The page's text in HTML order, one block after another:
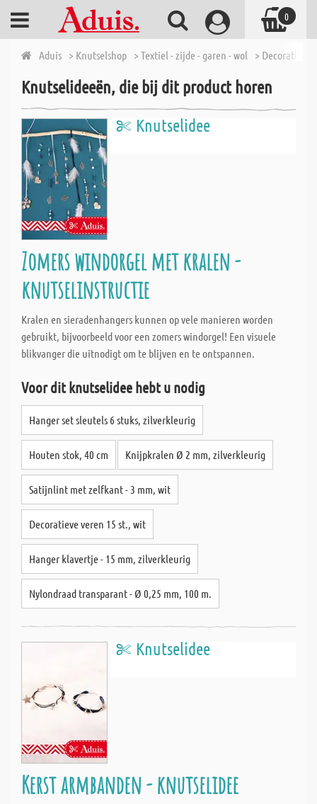
Aduis > Knutselshop > Textiel - zijde - garen - wol > Decoratieve
Knutselideeën, die bij dit product horen
Knutselidee
Zomers windorgel met kralen -
knutselinstructie
Kralen en sieradenhangers kunnen op vele manieren worden
gebruikt, bijvoorbeeld voor een zomers windorgel! Een visuele
blikvanger die uitnodigt om te blijven en te ontspannen.
Voor dit knutselidee hebt u nodig
Hanger set sleutels 6 stuks, zilverkleurig
Houten stok, 40 cm Knijpkralen Ø 2 mm, zilverkleurig
Satijnlint met zelfkant - 3 mm, wit
Decoratieve veren 15 st., wit
Hanger klavertje - 15 mm, zilverkleurig
Nylondraad transparant - Ø 0,25 mm, 100 m.
Knutselidee
Kerst armbanden - knutselidee
0